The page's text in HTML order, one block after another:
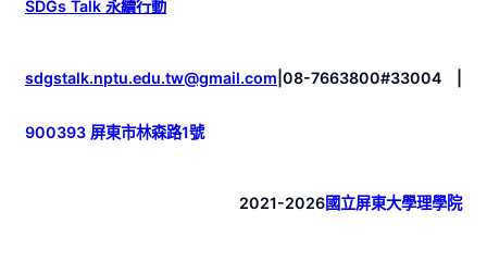
SDGs Talk 永續行動
sdgstalk.nptu.edu.tw@gmail.com 08-7663800#33004
900393 屏東市林森路1號
2021-2026國立屏東大學理學院